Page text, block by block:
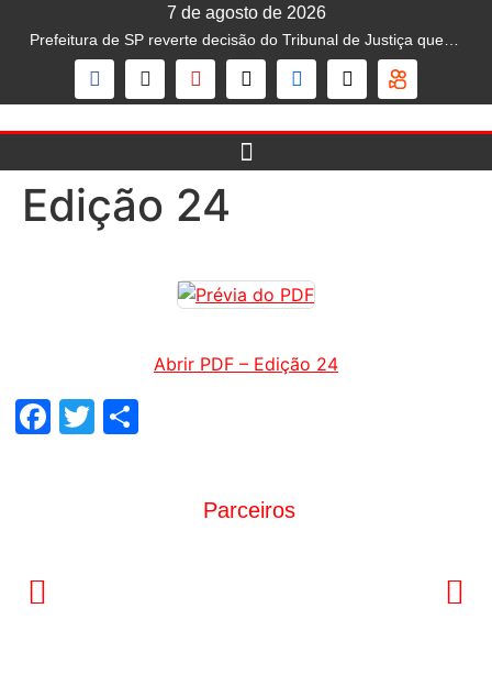
7 de agosto de 2026
Edição 24
Abrir PDF – Edição 24
Facebook
Twitter
Parceiros